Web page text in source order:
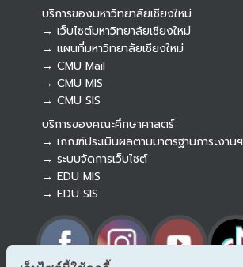
บริการของมหาวิทยาลัยเชียงใหม่
→ เว็บไซต์มหาวิทยาลัยเชียงใหม่
→ แผนที่มหาวิทยาลัยเชียงใหม่
→ CMU Mail
→ CMU MIS
→ CMU SIS
บริการของคณะศึกษาศาสตร์
→ เกณฑ์ประเมินผลตามมาตรฐานภาระงานฯ
→ ระบบจัดการเว็บไซต์
→ EDU MIS
→ EDU SIS
Botnoi Assistant
Connecting…